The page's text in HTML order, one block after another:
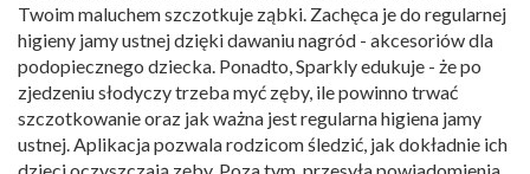
Twoim maluchem szczotkuje ząbki. Zachęca je do regularnej
higieny jamy ustnej dzięki dawaniu nagród - akcesoriów dla
podopiecznego dziecka. Ponadto, Sparkly edukuje - że po
zjedzeniu słodyczy trzeba myć zęby, ile powinno trwać
szczotkowanie oraz jak ważna jest regularna higiena jamy
ustnej. Aplikacja pozwala rodzicom śledzić, jak dokładnie ich